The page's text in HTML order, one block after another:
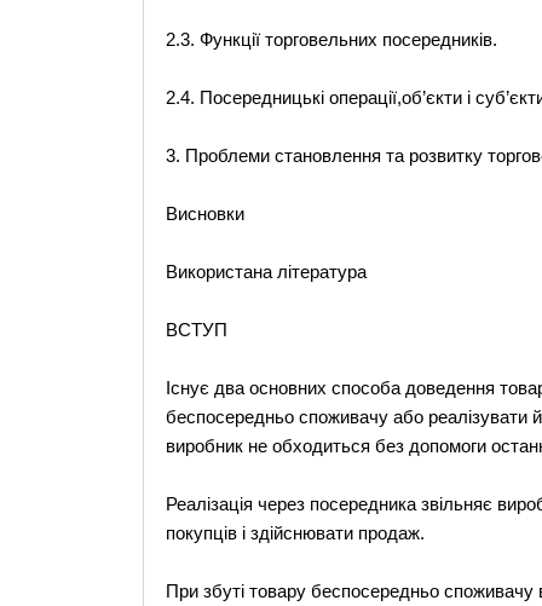
2.3. Функції торговельних посередників.
2.4. Посередницькі операції,об’єкти і
3. Проблеми становлення та розвитку
Висновки
Використана література
ВСТУП
Існує два основних способа доведення
беспосередньо споживачу або реалізувати
виробник не обходиться без допомоги
Реалізація через посередника звільняє
покупців і здійснювати продаж.
При збуті товару беспосередньо